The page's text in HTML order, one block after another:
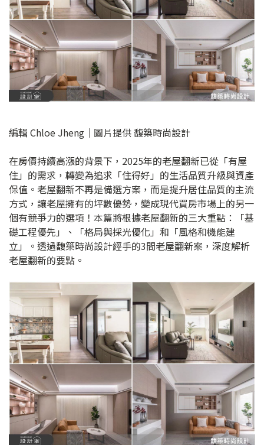
編輯 Chloe Jheng｜圖片提供 馥築時尚設計
在房價持續高漲的背景下，2025年的老屋翻新已從「有屋
住」的需求，轉變為追求「住得好」的生活品質升級與資產
保值。老屋翻新不再是備選方案，而是提升居住品質的主流
方式，讓老屋擁有的坪數優勢，變成現代買房市場上的另一
個有競爭力的選項！本篇將根據老屋翻新的三大重點：「基
礎工程優先」、「格局與採光優化」和「風格和機能建
立」。透過馥築時尚設計經手的3間老屋翻新案，深度解析
老屋翻新的要點。